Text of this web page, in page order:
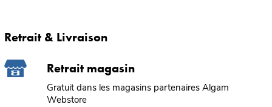
Retrait & Livraison
Retrait magasin
Gratuit dans les magasins partenaires Algam
Webstore